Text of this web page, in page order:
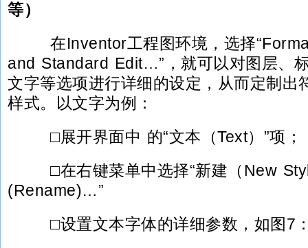
等）
在Inventor工程图环境，选择
and Standard Edit…”，就可以对图层、
文字等选项进行详细的设定，从而定制出
样式。以文字为例：
□展开界面中 的“文本（Text）”项；
□在右键菜单中选择“新建（New
(Rename)…”
□设置文本字体的详细参数，如图7